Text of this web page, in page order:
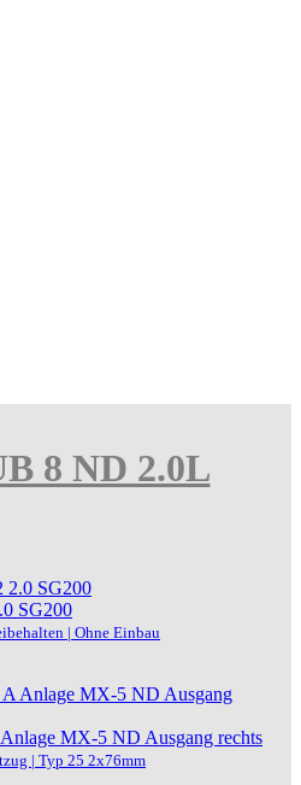
8 ND 2.0L
SG200
| Ohne Einbau
MX-5 ND Ausgang rechts
| Typ 25 2x76mm